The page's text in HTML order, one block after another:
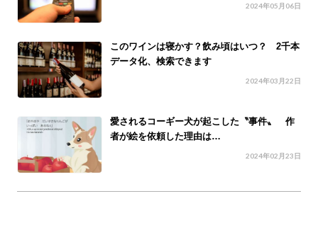
2024年05月06日
このワインは寝かす？飲み頃はいつ？ 2千本
データ化、検索できます
2024年03月22日
愛されるコーギー犬が起こした〝事件〟 作
者が絵を依頼した理由は…
2024年02月23日